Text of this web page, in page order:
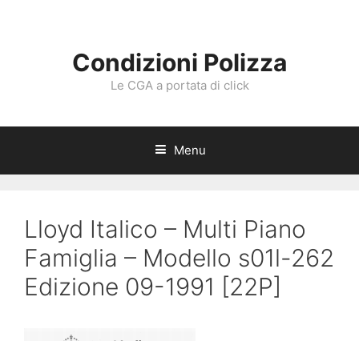
Condizioni Polizza
Le CGA a portata di click
Menu
Lloyd Italico – Multi Piano
Famiglia – Modello s01l-262
Edizione 09-1991 [22P]